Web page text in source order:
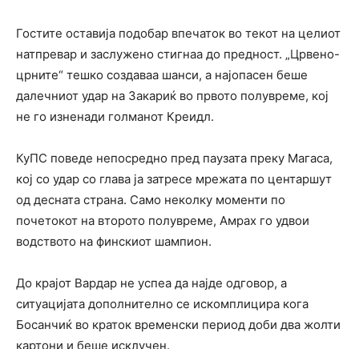
Гостите оставија подобар впечаток во текот на целиот
натпревар и заслужено стигнаа до предност. „Црвено-
црните“ тешко создаваа шанси, а најопасен беше
далечниот удар на Закариќ во првото полувреме, кој
не го изненади голманот Креидл.
КуПС поведе непосредно пред паузата преку Магаса,
кој со удар со глава ја затресе мрежата по центаршут
од десната страна. Само неколку моменти по
почетокот на второто полувреме, Амрах го удвои
водството на финскиот шампион.
До крајот Вардар не успеа да најде одговор, а
ситуацијата дополнително се искомплицира кога
Босанчиќ во краток временски период доби два жолти
картони и беше исклучен.